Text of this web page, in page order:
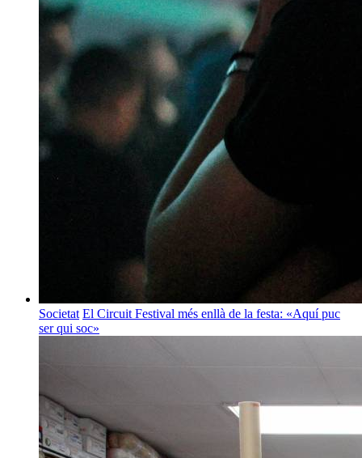
Societat El Circuit Festival més enllà de la festa: «Aquí puc
ser qui soc»